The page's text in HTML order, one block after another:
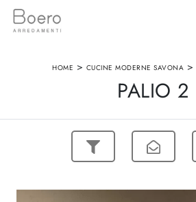
HOME > CUCINE MODERNE SAVONA >
PALIO 2